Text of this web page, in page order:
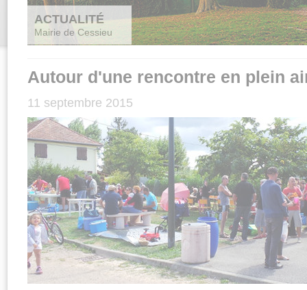
ACTUALITÉ
Mairie de Cessieu
Autour d'une rencontre en plein
11 septembre 2015